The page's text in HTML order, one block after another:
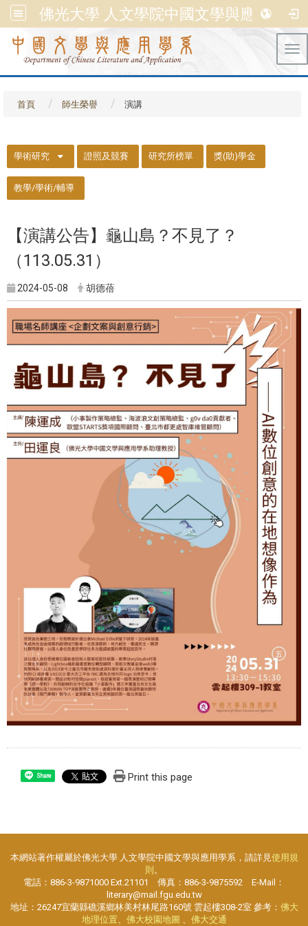
佛光大學 人文學院中國文學與應用學系
首頁 師生榮譽 演講
學術研究 證照及競賽 研究所榜單 獎(助)學金
教學/學術/輔導
【演講公告】龜山島？不見了？
（113.05.31）
2024-05-08 胡德蓓
Share Print this page
本網站著作權屬於佛光大學 人文學院中國文學與應用學系，請詳見 使用規
則 。
電話：886-3-9871000 Ext.21101 傳真：886-3-9875592 E-Mail：
literary@mail.fgu.edu.tw
地址：26247宜蘭縣礁溪鄉林美村林尾路160號 雲起樓308-2室 參考： 佛大
地理位置
佛大校園地圖 佛大交通